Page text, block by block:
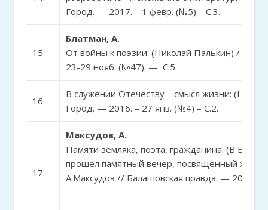
Город. — 2017. – 1 февр. (№5) – С.3.
15.
Блатман, А.
От войны к поэзии: (Николай Палькин) /
23-29 нояб. (№47). — С.5.
16.
В служении Отечеству – смысл жизни:
Город. — 2016. – 27 янв. (№4) – С.2.
17.
Максудов, А.
Памяти земляка, поэта, гражданина: (В
прошел памятный вечер, посвященный
А.Максудов // Балашовская правда. — 2015. –